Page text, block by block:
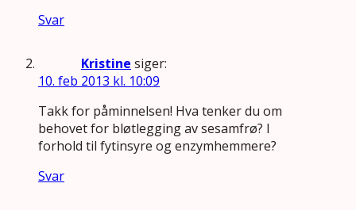
Svar
Kristine siger:
10. feb 2013 kl. 10:09
Takk for påminnelsen! Hva tenker du om
behovet for bløtlegging av sesamfrø? I
forhold til fytinsyre og enzymhemmere?
Svar